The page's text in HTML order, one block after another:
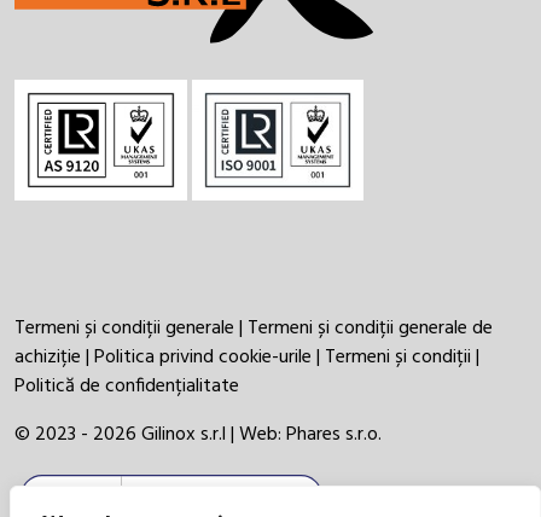
Termeni și condiții generale| Termeni și condiții generale de
achiziție|Politica privind cookie-urile| Termeni și condiții|
Politică de confidențialitate
© 2023 - 2026 Gilinox s.r.l | Web:Phares s.r.o.